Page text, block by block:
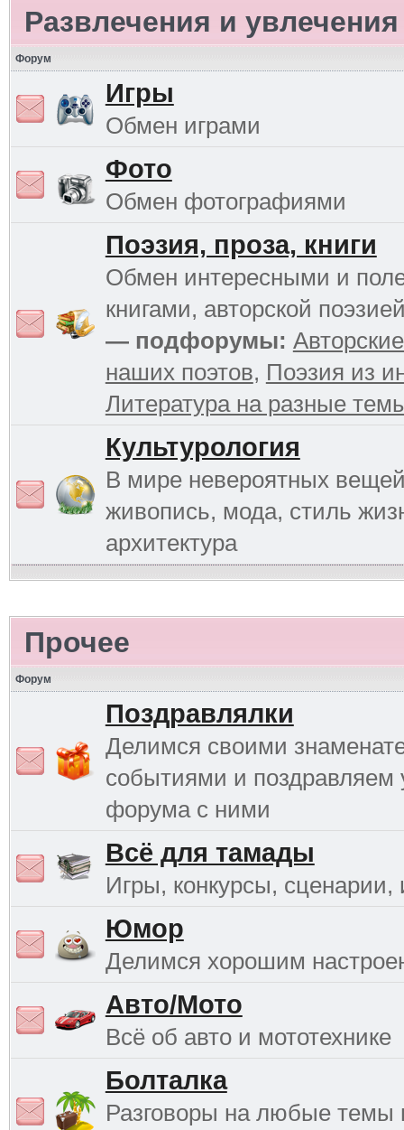
Развлечения и увлечения
Форум
Игры
Обмен играми
Фото
Обмен фотографиями
Поэзия, проза, книги
Обмен интересными и
книгами, авторской
— подфорумы:
наших поэтов, Поэзия из
Литература на разные
Культурология
В мире невероятных
живопись, мода, стиль
архитектура
Прочее
Форум
Поздравлялки
Делимся своими
событиями и поздравляем
форума с ними
Всё для тамады
Игры, конкурсы, сценарии,
Юмор
Делимся хорошим
Авто/Мото
Всё об авто и мототехнике
Болталка
Разговоры на любые темы